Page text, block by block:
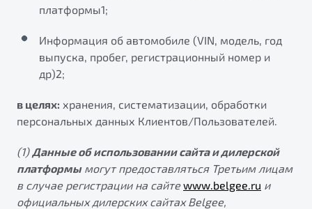
платформы1;
Информация об автомобиле (VIN, модель, год
выпуска, пробег, регистрационный номер и
др)2;
в целях: хранения, систематизации, обработки
персональных данных Клиентов/Пользователей.
(1)Данные об использовании сайта и дилерской
платформымогут предоставляться Третьим лицам
в случае регистрации на сайте www.belgee.ru и
официальных дилерских сайтах Belgee,